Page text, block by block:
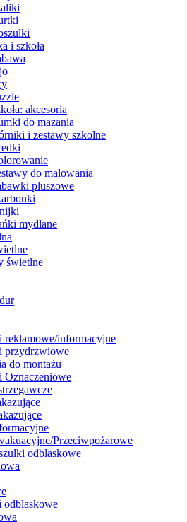
i szkoła
akcesoria
do mazania
i zestawy szkolne
do malowania
pluszowe
mydlane
świetlne
reklamowe/informacyjne
przydrzwiowe
do montażu
Oznaczeniowe
Przeciwpożarowe
odblaskowe
odblaskowe